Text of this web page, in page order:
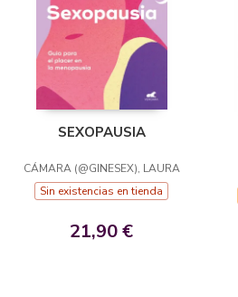
SEXOPAUSIA
CÁMARA (@GINESEX), LAURA
Sin existencias en tienda
21,90 €